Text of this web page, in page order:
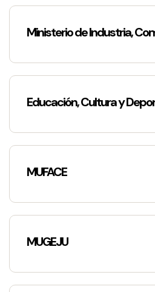
Ministerio de Industria,
Educación, Cultura y
MUFACE
MUGEJU